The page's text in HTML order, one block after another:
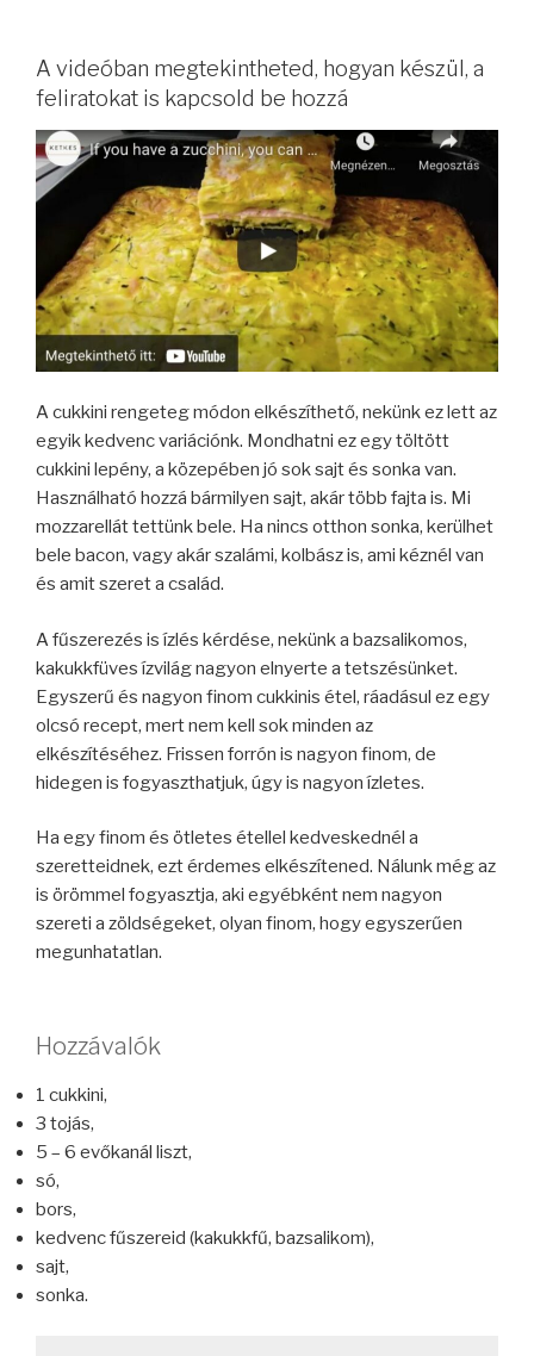
A videóban megtekintheted, hogyan készül, a
feliratokat is kapcsold be hozzá
A cukkini rengeteg módon elkészíthető, nekünk ez lett az
egyik kedvenc variációnk. Mondhatni ez egy töltött
cukkini lepény, a közepében jó sok sajt és sonka van.
Használható hozzá bármilyen sajt, akár több fajta is. Mi
mozzarellát tettünk bele. Ha nincs otthon sonka, kerülhet
bele bacon, vagy akár szalámi, kolbász is, ami kéznél van
és amit szeret a család.
A fűszerezés is ízlés kérdése, nekünk a bazsalikomos,
kakukkfüves ízvilág nagyon elnyerte a tetszésünket.
Egyszerű és nagyon finom cukkinis étel, ráadásul ez egy
olcsó recept, mert nem kell sok minden az
elkészítéséhez. Frissen forrón is nagyon finom, de
hidegen is fogyaszthatjuk, úgy is nagyon ízletes.
Ha egy finom és ötletes étellel kedveskednél a
szeretteidnek, ezt érdemes elkészítened. Nálunk még az
is örömmel fogyasztja, aki egyébként nem nagyon
szereti a zöldségeket, olyan finom, hogy egyszerűen
megunhatatlan.
Hozzávalók
1 cukkini,
3 tojás,
5 – 6 evőkanál liszt,
só,
bors,
kedvenc fűszereid (kakukkfű, bazsalikom),
sajt,
sonka.